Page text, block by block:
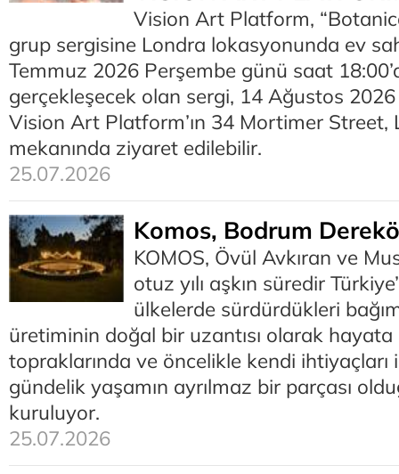
Vision Art Platform,
grup sergisine Londra lokasyonunda ev
Temmuz 2026 Perşembe günü saat
gerçekleşecek olan sergi, 14 Ağustos
Vision Art Platform’ın 34 Mortimer Street,
mekanında ziyaret edilebilir.
25.07.2026
Komos, Bodrum
KOMOS, Övül Avkıran ve
otuz yılı aşkın süredir
ülkelerde sürdürdükleri
üretiminin doğal bir uzantısı olarak
topraklarında ve öncelikle kendi ihtiyaçları
gündelik yaşamın ayrılmaz bir parçası
kuruluyor.
25.07.2026